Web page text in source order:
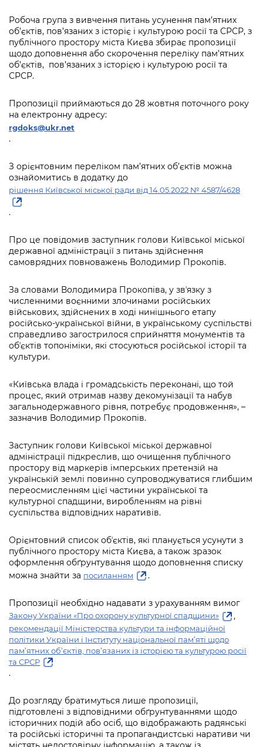
Проєкти розпоряджень, що
перебувають на погодженні КМВА
Рішення Київради
Графік роботи та прийому громадян
Статистика
Звернення громадян
Промисловість і наука Києва
Підприємства, установи, організації
Kyiv International Relations
Річні звіти
Гендерна політика
Київська міська військова адміністрація
Дороги, транспорт та парковки
Навколишнє середовище міста
Культура, спорт, дозвілля
Бізнес та ліцензування
Безпека та правопорядок
Ритуальні послуги
Пам'ятки культурної спадщини
Безбар'єрність
Портал послуг
Міський застосунок Київ Цифровий
Важливе під час воєнного стану
Громадський бюджет
Консультації з громадськістю
Петиції
Відкритий бюджет
Допомога учасникам АТО
Рада з питань внутрішньо переміщених
адміністрації
«Ініціатива «Партнерство «Відкритий
Важливе під час воєнного стану
Інформація з обмеженим доступом
Подати запит онлайн
Проекти нормативно-правових та
Нормативна база
Порядок оскарження рішень, дій чи
бездіяльності розпорядників інформації
Інформація для споживачів
Портал даних Києва
Публічні дашборди
Медіагалерея
Підписатися на новини та анонси від
КМДА / Subscribe to announcements
from the KCSA
Accreditation process
Подати журналістський запит /
Зйомки в лікарнях в умовах воєнного
стану / Rules for media coverage of
hospitals at work under martial law
Портал Послуг
Робоча група з вивчення питань усунення пам’ятних
об’єктів, пов’язаних з історіє і культурою росії та СРСР, з
публічного простору міста Києва збирає пропозиції
щодо доповнення або скорочення переліку пам’ятних
об’єктів, пов’язаних з історією і культурою росії та
СРСР.
Пропозиції приймаються до 28 жовтня поточного року
на електронну адресу:
rgdoks@ukr.net
.
З орієнтовним переліком пам’ятних об’єктів можна
ознайомитись в додатку до
рішення Київської міської ради від 14.05.2022 № 4587/4628
.
Про це повідомив заступник голови Київської міської
державної адміністрації з питань здійснення
самоврядних повноважень Володимир Прокопів.
За словами Володимира Прокопіва, у звʼязку з
численними воєнними злочинами російських
військових, здійснених в ході нинішнього етапу
російсько-української війни, в українському суспільстві
справедливо загострилося сприйняття монументів та
обʼєктів топоніміки, які стосуються російської історії та
культури.
«Київська влада і громадськість переконані, що той
процес, який отримав назву декомунізації та набув
загальнодержавного рівня, потребує продовження», –
зазначив Володимир Прокопів.
Заступник голови Київської міської державної
адміністрації підкреслив, що очищення публічного
простору від маркерів імперських претензій на
українській землі повинно супроводжуватися глибшим
переосмисленням цієї частини української та
культурної спадщини, виробленням на рівні
суспільства відповідних наративів.
Орієнтовний список обʼєктів, які планується усунути з
публічного простору міста Києва, а також зразок
оформлення обґрунтування щодо доповнення списку
можна знайти за посиланням .
Пропозиції необхідно надавати з урахуванням вимог
Закону України «Про охорону культурної спадщини» ,
рекомендації Міністерства культури та інформаційної
політики України і Інституту національної пам’яті щодо
пам’ятних об’єктів, пов’язаних із історією та культурою росії
та СРСР
.
До розгляду братимуться лише пропозиції,
підготовлені з відповідними обґрунтуваннями щодо
історичних подій або осіб, що відображають радянські
та російські історичні та пропагандистські наративи чи